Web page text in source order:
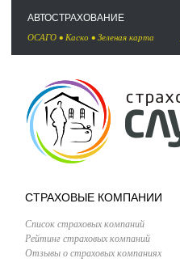
АВТОСТРАХОВАНИЕ
ОСАГО • Каско • Зеленая карта
СТРАХОВЫЕ КОМПАНИИ
Список страховых компаний
Рейтинг страховых компаний
Отзывы о страховых компаниях